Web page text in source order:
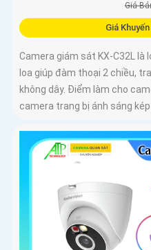
Giá
Giá
Camera giám sát KX-C32L
loa giúp đàm thoại 2 chiều,
không dây. Điểm làm cho
camera trang bị ánh sáng